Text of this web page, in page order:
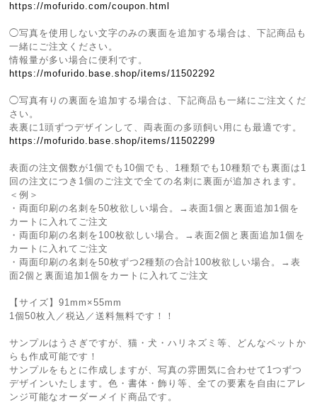
https://mofurido.com/coupon.html
◯写真を使用しない文字のみの裏面を追加する場合は、下記商品も
一緒にご注文ください。
情報量が多い場合に便利です。
https://mofurido.base.shop/items/11502292
◯写真有りの裏面を追加する場合は、下記商品も一緒にご注文くだ
さい。
表裏に1頭ずつデザインして、両表面の多頭飼い用にも最適です。
https://mofurido.base.shop/items/11502299
表面の注文個数が1個でも10個でも、1種類でも10種類でも裏面は1
回の注文につき1個のご注文で全ての名刺に裏面が追加されます。
＜例＞
・両面印刷の名刺を50枚欲しい場合。→表面1個と裏面追加1個を
カートに入れてご注文
・両面印刷の名刺を100枚欲しい場合。→表面2個と裏面追加1個を
カートに入れてご注文
・両面印刷の名刺を50枚ずつ2種類の合計100枚欲しい場合。→表
面2個と裏面追加1個をカートに入れてご注文
【サイズ】91mm×55mm
1個50枚入／税込／送料無料です！！
サンプルはうさぎですが、猫・犬・ハリネズミ等、どんなペットか
らも作成可能です！
サンプルをもとに作成しますが、写真の雰囲気に合わせて1つずつ
デザインいたします。色・書体・飾り等、全ての要素を自由にアレ
ンジ可能なオーダーメイド商品です。